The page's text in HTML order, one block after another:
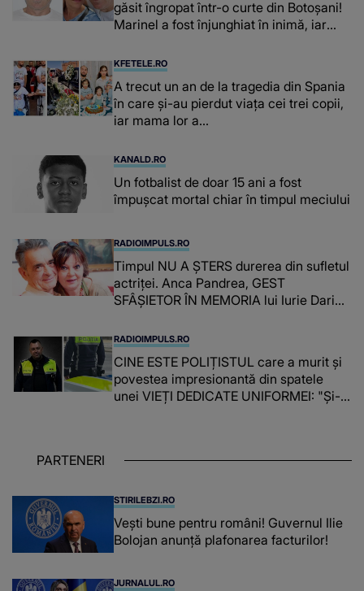
găsit îngropat într-o curte din Botoșani!
Marinel a fost înjunghiat în inimă, iar
suspecți
KFETELE.RO
A trecut un an de la tragedia din Spania
în care și-au pierdut viața cei trei copii,
iar mama lor a…
KANALD.RO
Un fotbalist de doar 15 ani a fost
împușcat mortal chiar în timpul meciului
RADIOIMPULS.RO
Timpul NU A ȘTERS durerea din sufletul
actriței. Anca Pandrea, GEST
SFÂȘIETOR ÎN MEMORIA lui Iurie Darie:
timpul parcă..."
RADIOIMPULS.RO
CINE ESTE POLIȚISTUL care a murit și
povestea impresionantă din spatele
unei VIEȚI DEDICATE UNIFORMEI: "Și-a
PARTENERI
STIRILEBZI.RO
Vești bune pentru români! Guvernul Ilie
Bolojan anunță plafonarea facturilor!
JURNALUL.RO